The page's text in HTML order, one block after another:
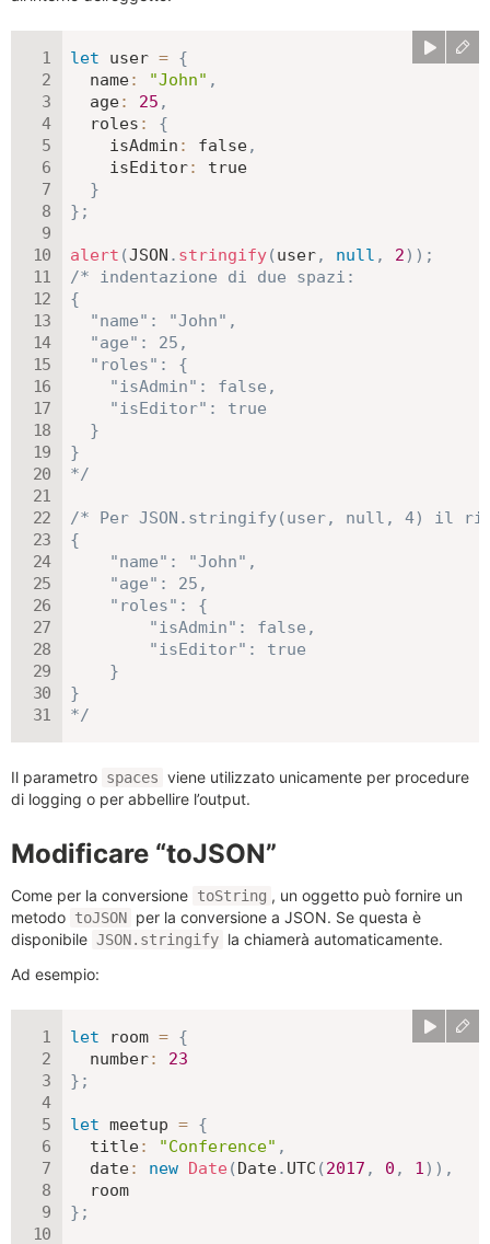
let user = {
name: "John" ,
age: 25 ,
roles :
{
isAdmin : false,
isEditor:
true
}
} ;
alert (JSON . stringify(user, null , 2) ) ;
/* indentazione di due spazi:
{
  "name": "John",
  "age": 25,
  "roles": {
    "isAdmin": false,
    "isEditor": true
  }
}
*/
/* Per JSON.stringify(user, null, 4) il
{
    "name": "John",
    "age": 25,
    "roles": {
        "isAdmin": false,
        "isEditor": true
    }
}
*/
Il parametro spaces viene utilizzato unicamente per procedure
di logging o per abbellire l’output.
Modificare “toJSON”
Come per la conversione toString , un oggetto può fornire un
metodo toJSON per la conversione a JSON. Se questa è
disponibile JSON.stringify la chiamerà automaticamente.
Ad esempio:
let room = {
number:
23
} ;
let meetup = {
title: "Conference" ,
date: new Date (Date. UTC (2017 , 0 , 1) ) ,
} ;